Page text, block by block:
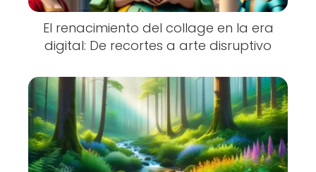
El renacimiento del collage en la era
digital: De recortes a arte disruptivo